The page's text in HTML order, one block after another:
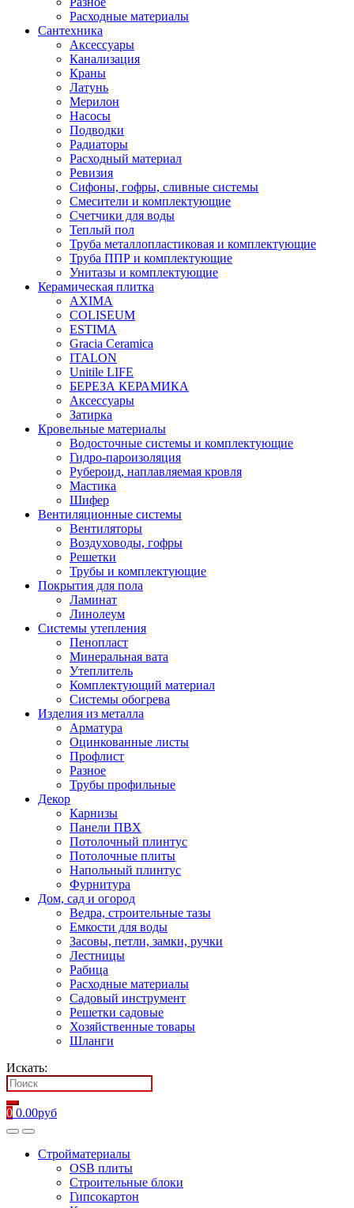
Расходные материалы
Сантехника
Аксессуары
Канализация
Краны
Латунь
Мерилон
Насосы
Подводки
Радиаторы
Расходный материал
Ревизия
Сифоны, гофры, сливные системы
Смесители и комплектующие
Счетчики для воды
Теплый пол
Труба металлопластиковая и комплектующие
Труба ППР и комплектующие
Унитазы и комплектующие
Керамическая плитка
AXIMA
COLISEUM
ESTIMA
Gracia Ceramica
ITALON
Unitile LIFE
БЕРЕЗА КЕРАМИКА
Аксессуары
Затирка
Кровельные материалы
Водосточные системы и комплектующие
Гидро-пароизоляция
Рубероид, наплавляемая кровля
Мастика
Шифер
Вентиляционные системы
Вентиляторы
Воздуховоды, гофры
Решетки
Трубы и комплектующие
Покрытия для пола
Ламинат
Линолеум
Системы утепления
Пенопласт
Минеральная вата
Утеплитель
Комплектующий материал
Системы обогрева
Изделия из металла
Арматура
Оцинкованные листы
Профлист
Разное
Трубы профильные
Декор
Карнизы
Панели ПВХ
Потолочный плинтус
Потолочные плиты
Напольный плинтус
Фурнитура
Дом, сад и огород
Ведра, строительные тазы
Емкости для воды
Засовы, петли, замки, ручки
Лестницы
Рабица
Расходные материалы
Садовый инструмент
Решетки садовые
Хозяйственные товары
Шланги
Искать:
0 0.00руб
Стройматериалы
OSB плиты
Строительные блоки
Гипсокартон